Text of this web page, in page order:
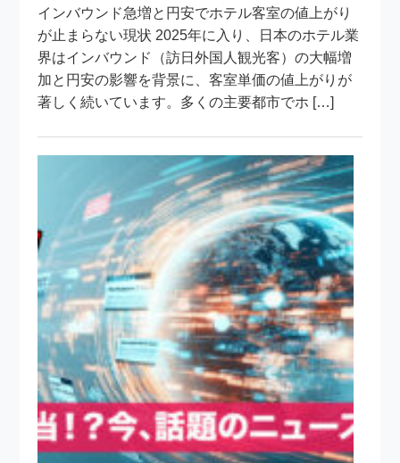
インバウンド急増と円安でホテル客室の値上がり
が止まらない現状 2025年に入り、日本のホテル業
界はインバウンド（訪日外国人観光客）の大幅増
加と円安の影響を背景に、客室単価の値上がりが
著しく続いています。多くの主要都市でホ […]